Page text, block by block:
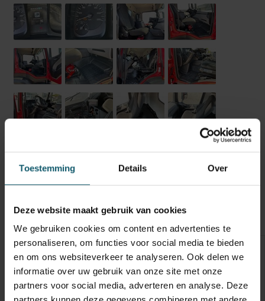
Toestemming Details Over
Deze website maakt gebruik van cookies
We gebruiken cookies om content en advertenties te
personaliseren, om functies voor social media te bieden
en om ons websiteverkeer te analyseren. Ook delen we
informatie over uw gebruik van onze site met onze
partners voor social media, adverteren en analyse. Deze
Opbouw Opties Technische staat
Banden
Optische staat
Schades
Inwendige maten
Carrosseriebouwer
Laadbaklengte